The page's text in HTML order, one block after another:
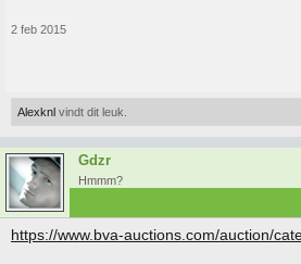
2 feb 2015
Alexknl vindt dit leuk.
Gdzr
Hmmm?
https://www.bva-auctions.com/auction/